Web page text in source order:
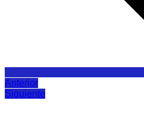
Anterior
Siguiente